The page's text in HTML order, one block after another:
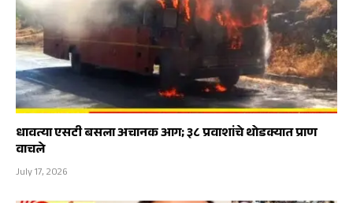
धावत्या एसटी बसला अचानक आग; ३८ प्रवाशांचे थोडक्यात प्राण
वाचले
July 17, 2026